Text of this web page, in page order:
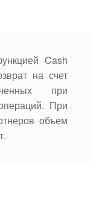
Cash
на счет
при
При
объем